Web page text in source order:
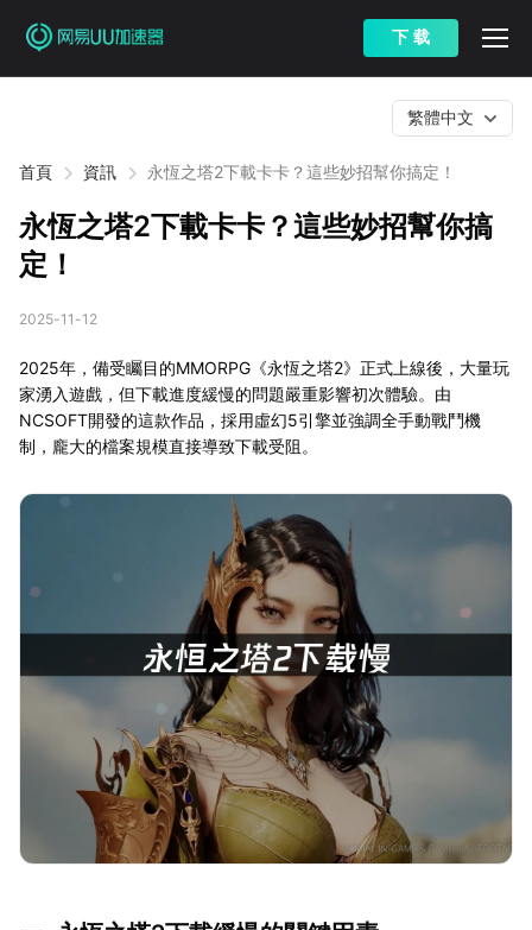
下 载
首頁 資訊 永恆之塔2下載卡卡？這些妙招幫你搞定！
繁體中文
永恆之塔2下載卡卡？這些妙招幫你搞
定！
2025-11-12
2025年，備受矚目的MMORPG《永恆之塔2》正式上線後，大量玩
家湧入遊戲，但下載進度緩慢的問題嚴重影響初次體驗。由
NCSOFT開發的這款作品，採用虛幻5引擎並強調全手動戰鬥機
制，龐大的檔案規模直接導致下載受阻。